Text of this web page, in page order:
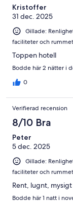
recensioner
Kristoffer
31 dec. 2025
Gillade:
faciliteter och
Toppen hotell
Bodde här 2 nätter i
0
Verifierad recension
8/10 Bra
Peter
5 dec. 2025
Gillade:
faciliteter och
Rent, lugnt, mysigt
Bodde här 1 natt i